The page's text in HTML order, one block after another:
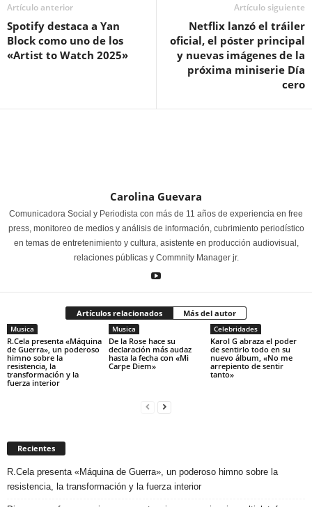
Artículo anterior
Spotify destaca a Yan
Block como uno de los
«Artist to Watch 2025»
Artículo siguiente
Netflix lanzó el tráiler
oficial, el póster principal
y nuevas imágenes de la
próxima miniserie Día
cero
Carolina Guevara
Comunicadora Social y Periodista con más de 11 años de experiencia en free
press, monitoreo de medios y análisis de información, cubrimiento periodístico
en temas de entretenimiento y cultura, asistente en producción audiovisual,
relaciones públicas y Commnity Manager jr.
Artículos relacionados Más del autor
Musica
R.Cela presenta «Máquina
de Guerra», un poderoso
himno sobre la
resistencia, la
transformación y la
fuerza interior
Musica
De la Rose hace su
declaración más audaz
hasta la fecha con «Mi
Carpe Diem»
Celebridades
Karol G abraza el poder
de sentirlo todo en su
nuevo álbum, «No me
arrepiento de sentir
tanto»
Recientes
R.Cela presenta «Máquina de Guerra», un poderoso himno sobre la
resistencia, la transformación y la fuerza interior